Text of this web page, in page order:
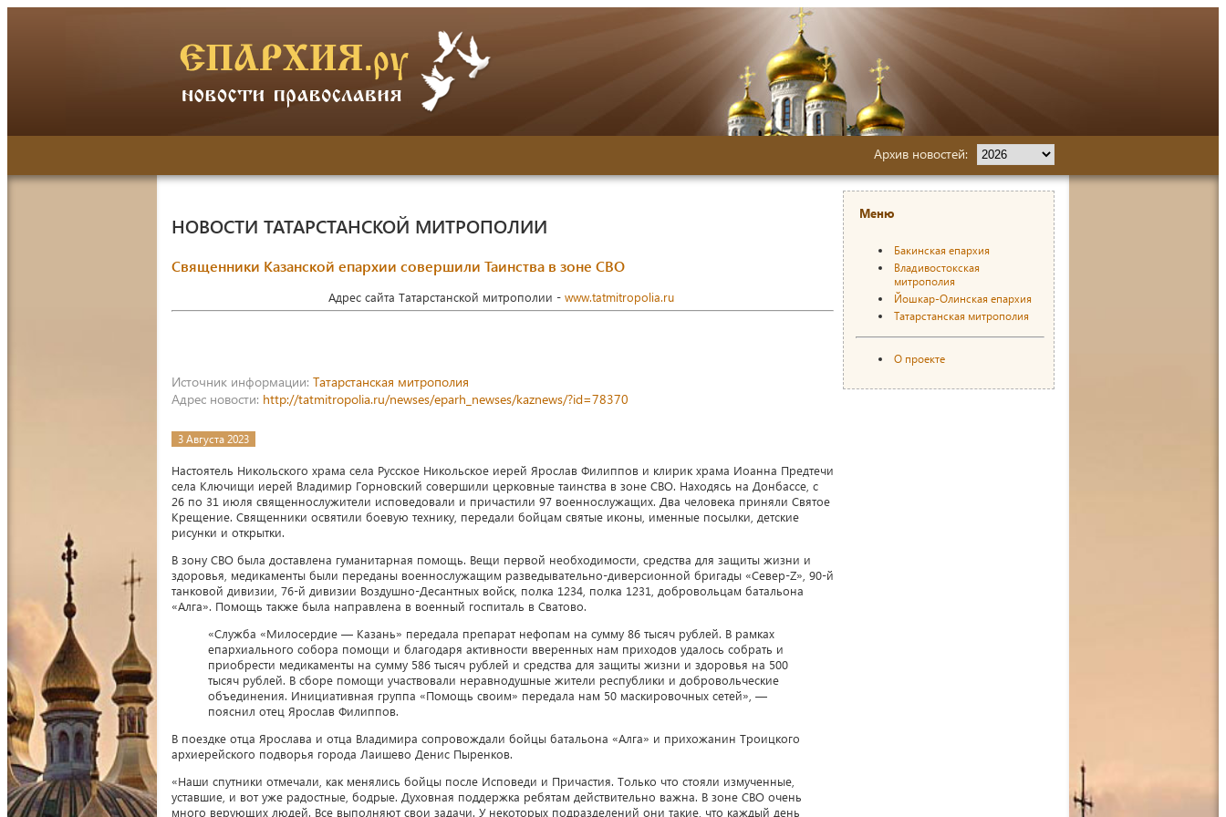
Архив новостей:
НОВОСТИ ТАТАРСТАНСКОЙ МИТРОПОЛИИ
Священники Казанской епархии совершили Таинства в зоне СВО
Адрес сайта Татарстанской митрополии - www.tatmitropolia.ru
Источник информации: Татарстанская митрополия
Адрес новости: http://tatmitropolia.ru/newses/eparh_newses/kaznews/?id=78370
3 Августа 2023
Настоятель Никольского храма села Русское Никольское иерей Ярослав Филиппов и клирик храма Иоанна Предтечи
села Ключищи иерей Владимир Горновский совершили церковные таинства в зоне СВО. Находясь на Донбассе, с
26 по 31 июля священнослужители исповедовали и причастили 97 военнослужащих. Два человека приняли Святое
Крещение. Священники освятили боевую технику, передали бойцам святые иконы, именные посылки, детские
рисунки и открытки.
В зону СВО была доставлена гуманитарная помощь. Вещи первой необходимости, средства для защиты жизни и
здоровья, медикаменты были переданы военнослужащим разведывательно-диверсионной бригады «Север-Z», 90-й
танковой дивизии, 76-й дивизии Воздушно-Десантных войск, полка 1234, полка 1231, добровольцам батальона
«Алга». Помощь также была направлена в военный госпиталь в Сватово.
«Служба «Милосердие — Казань» передала препарат нефопам на сумму 86 тысяч рублей. В рамках
епархиального собора помощи и благодаря активности вверенных нам приходов удалось собрать и
приобрести медикаменты на сумму 586 тысяч рублей и средства для защиты жизни и здоровья на 500
тысяч рублей. В сборе помощи участвовали неравнодушные жители республики и добровольческие
объединения. Инициативная группа «Помощь своим» передала нам 50 маскировочных сетей», —
пояснил отец Ярослав Филиппов.
В поездке отца Ярослава и отца Владимира сопровождали бойцы батальона «Алга» и прихожанин Троицкого
архиерейского подворья города Лаишево Денис Пыренков.
«Наши спутники отмечали, как менялись бойцы после Исповеди и Причастия. Только что стояли измученные,
уставшие, и вот уже радостные, бодрые. Духовная поддержка ребятам действительно важна. В зоне СВО очень
много верующих людей. Все выполняют свои задачи. У некоторых подразделений они такие, что каждый день
Меню
Бакинская епархия
Владивостокская
митрополия
Йошкар-Олинская епархия
Татарстанская митрополия
О проекте